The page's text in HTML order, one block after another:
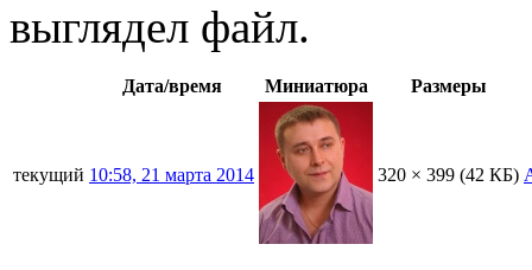
выглядел файл.
Дата/время Миниатюра Размеры
текущий 10:58, 21 марта 2014 320 × 399 (42 КБ)